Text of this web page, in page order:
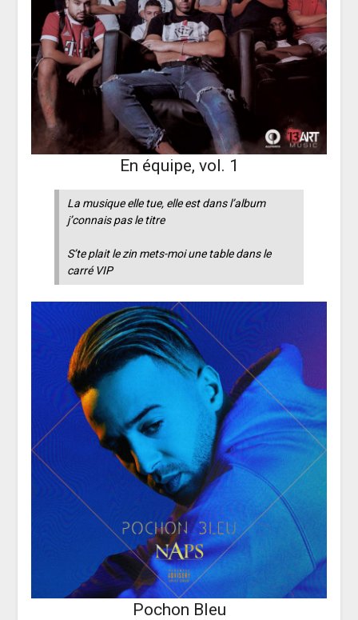
En équipe, vol. 1
La musique elle tue, elle est dans l’album
j’connais pas le titre
S’te plait le zin mets-moi une table dans le
carré VIP
Pochon Bleu